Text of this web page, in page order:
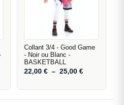
Collant 3/4 - Good Game
- Noir ou Blanc -
BASKETBALL
22,00€ – 25,00€